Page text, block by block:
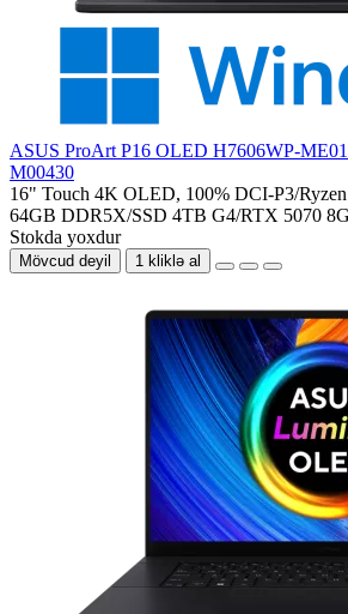
ASUS ProArt P16 OLED H7606WP-
M00430
16" Touch 4K OLED, 100% DCI-P3/
64GB DDR5X/SSD 4TB G4/RTX 5070
Stokda yoxdur
Mövcud deyil 1 kliklə al